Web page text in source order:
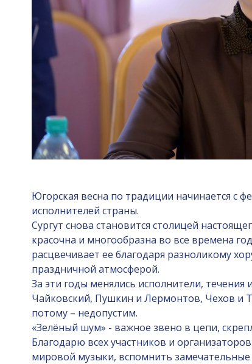
Югорская весна по традиции начинается с
исполнителей страны.
Сургут снова становится столицей
красочна и многообразна во все времена
расцвечивает ее благодаря разноликому
праздничной атмосферой.
За эти годы менялись исполнители,
Чайковский, Пушкин и Лермонтов, Чехов и
потому – недопустим.
«Зелёный шум» - важное звено в цепи,
Благодарю всех участников и
мировой музыки, вспомнить замечательные